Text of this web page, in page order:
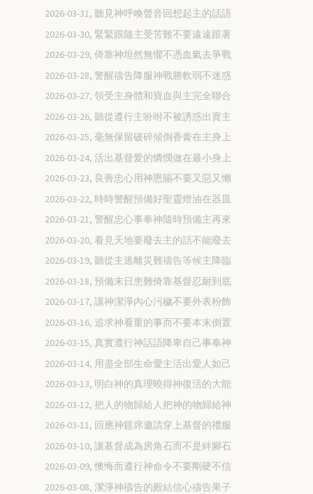
2026-03-31, 聽見神呼喚聲音回想起主的話語
2026-03-30, 緊緊跟隨主受苦難不要遠遠跟著
2026-03-29, 倚靠神坦然無懼不憑血氣去爭戰
2026-03-28, 警醒禱告降服神戰勝軟弱不迷惑
2026-03-27, 領受主身體和寶血與主完全聯合
2026-03-26, 聽從遵行主吩咐不被誘惑出賣主
2026-03-25, 毫無保留破碎傾倒香膏在主身上
2026-03-24, 活出基督愛的憐憫做在最小身上
2026-03-23, 良善忠心用神恩賜不要又惡又懶
2026-03-22, 時時警醒預備好聖靈燈油在器皿
2026-03-21, 警醒忠心事奉神隨時預備主再來
2026-03-20, 看見天地要廢去主的話不能廢去
2026-03-19, 聽從主逃離災難禱告等候主降臨
2026-03-18, 預備末日患難倚靠基督忍耐到底
2026-03-17, 讓神潔淨內心污穢不要外表粉飾
2026-03-16, 追求神看重的事而不要本末倒置
2026-03-15, 真實遵行神話語降卑自己事奉神
2026-03-14, 用盡全部生命愛主活出愛人如己
2026-03-13, 明白神的真理曉得神復活的大能
2026-03-12, 把人的物歸給人把神的物歸給神
2026-03-11, 回應神筵席邀請穿上基督的禮服
2026-03-10, 讓基督成為房角石而不是絆腳石
2026-03-09, 懊悔而遵行神命令不要剛硬不信
2026-03-08, 潔淨神禱告的殿結信心禱告果子